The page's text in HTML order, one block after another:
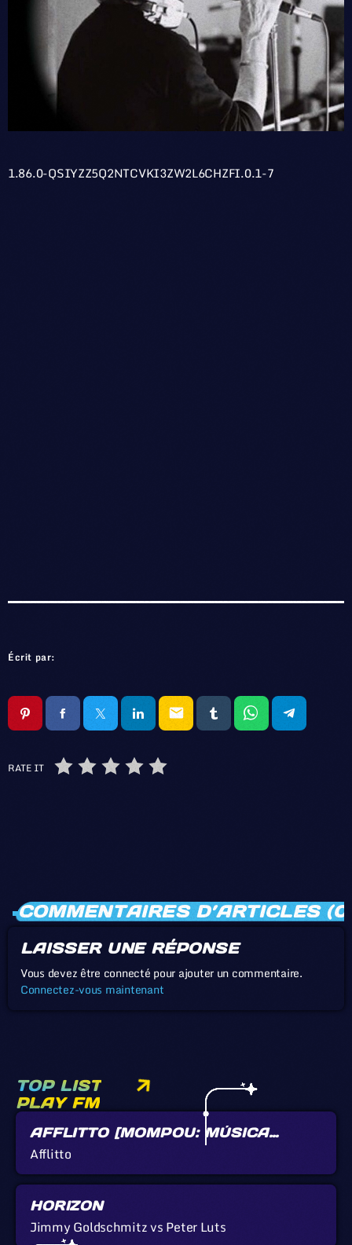
1.86.0-QSIYZZ5Q2NTCVKI3ZW2L6CHZFI.0.1-7
Écrit par:
email
RATE IT
COMMENTAIRES D’ARTICLES
LAISSER UNE RÉPONSE
Vous devez être connecté pour ajouter un commentaire.
Connectez-vous maintenant
TOP LIST
PLAY FM
AFFLITTO [MOMPOU: MÚSICA
CALLADA]
Afflitto
HORIZON
Jimmy Goldschmitz vs Peter Luts